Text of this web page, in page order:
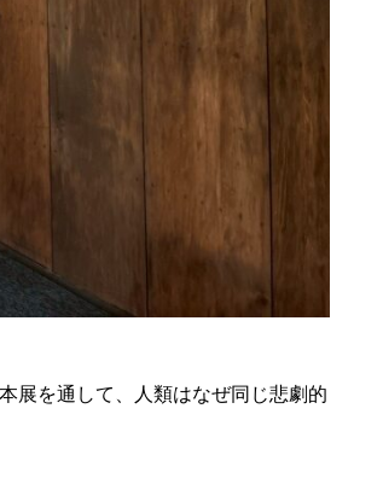
展を通して、人類はなぜ同じ悲劇的